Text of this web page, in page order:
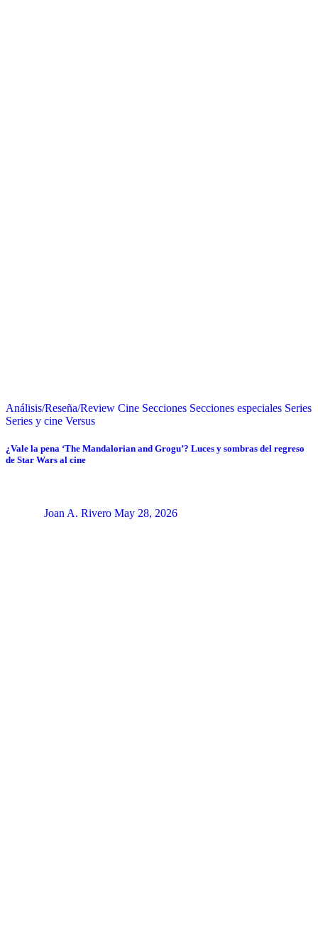
Análisis/Reseña/Review Cine Secciones Secciones especiales Series
Series y cine Versus
¿Vale la pena ‘The Mandalorian and Grogu’? Luces y sombras del regreso
de Star Wars al cine
Joan A. Rivero May 28, 2026